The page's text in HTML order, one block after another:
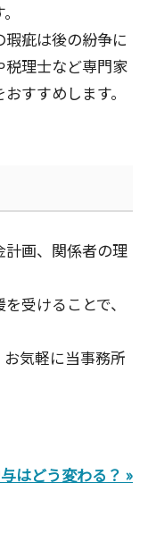
疵は後の紛争に
理士など専門家
すすめします。
画、関係者の理
受けることで、
気軽に当事務所
はどう変わる？ »